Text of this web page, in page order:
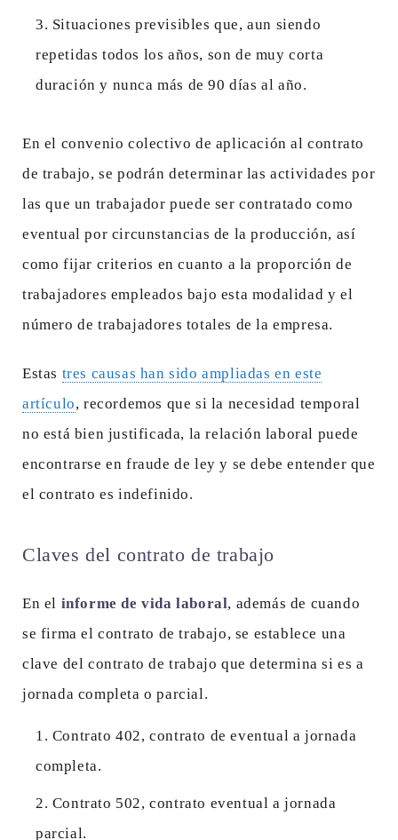
Situaciones previsibles que, aun siendo
repetidas todos los años, son de muy corta
duración y nunca más de 90 días al año.
En el convenio colectivo de aplicación al contrato
de trabajo, se podrán determinar las actividades por
las que un trabajador puede ser contratado como
eventual por circunstancias de la producción, así
como fijar criterios en cuanto a la proporción de
trabajadores empleados bajo esta modalidad y el
número de trabajadores totales de la empresa.
Estas tres causas han sido ampliadas en este
artículo, recordemos que si la necesidad temporal
no está bien justificada, la relación laboral puede
encontrarse en fraude de ley y se debe entender que
el contrato es indefinido.
Claves del contrato de trabajo
En el informe de vida laboral, además de cuando
se firma el contrato de trabajo, se establece una
clave del contrato de trabajo que determina si es a
jornada completa o parcial.
Contrato 402, contrato de eventual a jornada
completa.
Contrato 502, contrato eventual a jornada
parcial.